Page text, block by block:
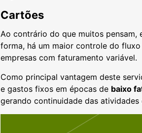
Cartões
Ao contrário do que muitos
forma, há um maior controle do
empresas com faturamento variável.
Como principal vantagem deste
e gastos fixos em épocas de baixo
gerando continuidade das